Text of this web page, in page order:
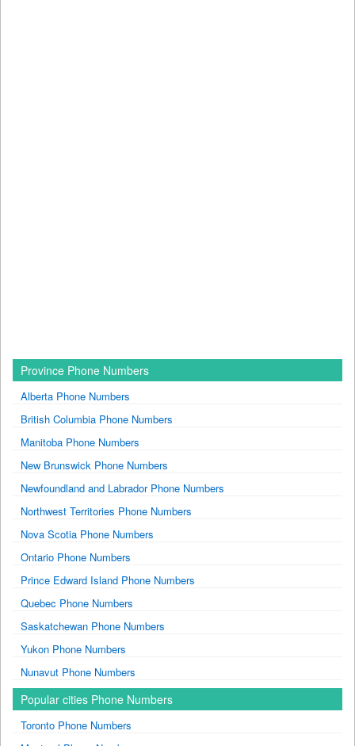
Province Phone Numbers
Alberta Phone Numbers
British Columbia Phone Numbers
Manitoba Phone Numbers
New Brunswick Phone Numbers
Newfoundland and Labrador Phone Numbers
Northwest Territories Phone Numbers
Nova Scotia Phone Numbers
Ontario Phone Numbers
Prince Edward Island Phone Numbers
Quebec Phone Numbers
Saskatchewan Phone Numbers
Yukon Phone Numbers
Nunavut Phone Numbers
Popular cities Phone Numbers
Toronto Phone Numbers